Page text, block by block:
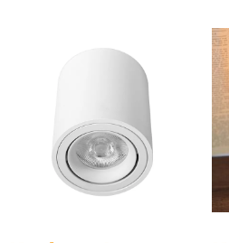
ontzettend stoere lamp die meteen
uitstraling draagt erg veel bij aan
woonkamer. Daarnaast hangt
Hierdoor valt de lamp voor in de
maakt het dus ook een perfecte
Advies bij het
woonkamer lampen
De woonkamer is een van de
ook een grote uitdaging zijn. Want